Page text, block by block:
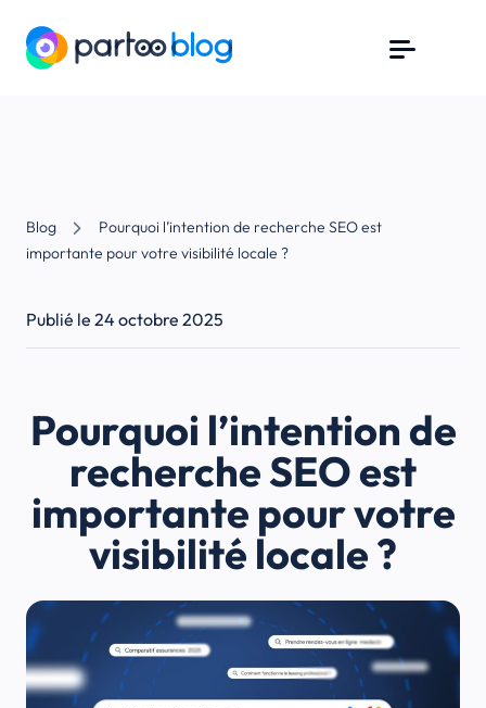
Blog
Pourquoi l’intention de recherche SEO est
importante pour votre visibilité locale ?
Publié le 24 octobre 2025
Pourquoi l’intention de
recherche SEO est
importante pour votre
visibilité locale ?